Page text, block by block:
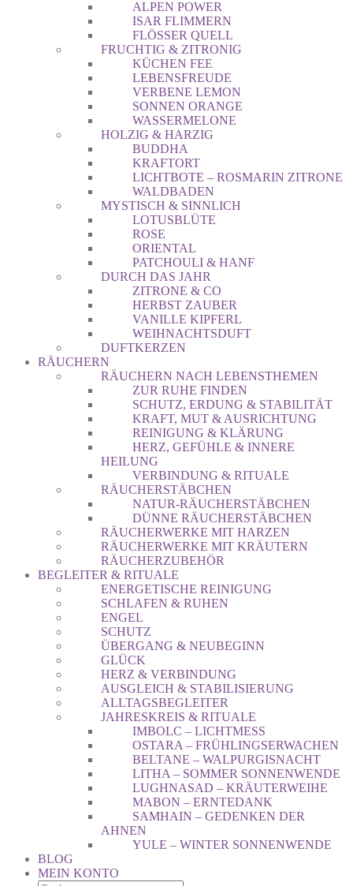
ALPEN POWER
ISAR FLIMMERN
FLÖSSER QUELL
FRUCHTIG & ZITRONIG
KÜCHEN FEE
LEBENSFREUDE
VERBENE LEMON
SONNEN ORANGE
WASSERMELONE
HOLZIG & HARZIG
BUDDHA
KRAFTORT
LICHTBOTE – ROSMARIN ZITRONE
WALDBADEN
MYSTISCH & SINNLICH
LOTUSBLÜTE
ROSE
ORIENTAL
PATCHOULI & HANF
DURCH DAS JAHR
ZITRONE & CO
HERBST ZAUBER
VANILLE KIPFERL
WEIHNACHTSDUFT
DUFTKERZEN
RÄUCHERN
RÄUCHERN NACH LEBENSTHEMEN
ZUR RUHE FINDEN
SCHUTZ, ERDUNG & STABILITÄT
KRAFT, MUT & AUSRICHTUNG
REINIGUNG & KLÄRUNG
HERZ, GEFÜHLE & INNERE
HEILUNG
VERBINDUNG & RITUALE
RÄUCHERSTÄBCHEN
NATUR-RÄUCHERSTÄBCHEN
DÜNNE RÄUCHERSTÄBCHEN
RÄUCHERWERKE MIT HARZEN
RÄUCHERWERKE MIT KRÄUTERN
RÄUCHERZUBEHÖR
BEGLEITER & RITUALE
ENERGETISCHE REINIGUNG
SCHLAFEN & RUHEN
ENGEL
SCHUTZ
ÜBERGANG & NEUBEGINN
GLÜCK
HERZ & VERBINDUNG
AUSGLEICH & STABILISIERUNG
ALLTAGSBEGLEITER
JAHRESKREIS & RITUALE
IMBOLC – LICHTMESS
OSTARA – FRÜHLINGSERWACHEN
BELTANE – WALPURGISNACHT
LITHA – SOMMER SONNENWENDE
LUGHNASAD – KRÄUTERWEIHE
MABON – ERNTEDANK
SAMHAIN – GEDENKEN DER
AHNEN
YULE – WINTER SONNENWENDE
BLOG
MEIN KONTO